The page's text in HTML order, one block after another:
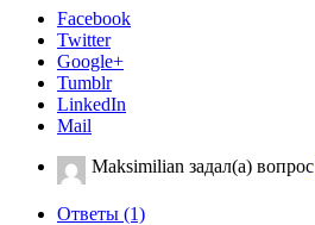
Facebook
Twitter
Google+
Tumblr
LinkedIn
Mail
Maksimilian задал(а) вопрос
Ответы (1)